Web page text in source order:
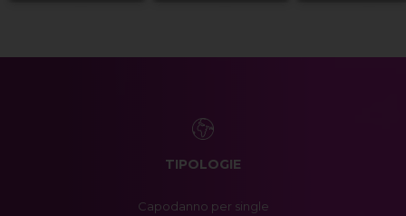
TIPOLOGIE
Capodanno per single